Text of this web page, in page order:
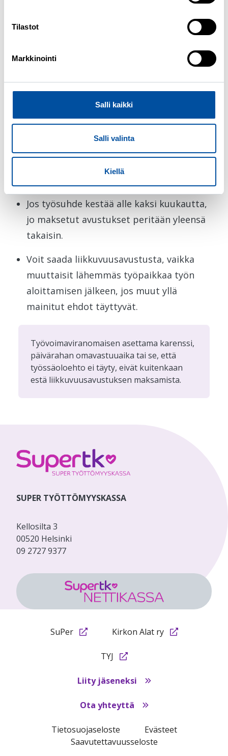
Tilastot
Markkinointi
Salli kaikki
Salli valinta
Kiellä
ansiopäivärahan saamisen, kuten
palkkaa.
Entä, jos tilanteesi muuttuu?
Jos työ jatkuu sovittua pidempään,
liikkuvuusavustuksen kesto ei muutu.
Jos työsuhde kestää alle kaksi kuukautta,
jo maksetut avustukset peritään yleensä
takaisin.
Voit saada liikkuvuusavustusta, vaikka
muuttaisit lähemmäs työpaikkaa työn
aloittamisen jälkeen, jos muut yllä
mainitut ehdot täyttyvät.
Työvoimaviranomaisen asettama karenssi,
päivärahan omavastuuaika tai se, että
työssäoloehto ei täyty, eivät kuitenkaan
estä liikkuvuusavustuksen maksamista.
SUPER TYÖTTÖMYYSKASSA
Kellosilta 3
00520 Helsinki
09 2727 9377
SuPer Kirkon Alat ry
TYJ
Tietosuojaseloste
Evästeet
Saavutettavuusseloste
Liity jäseneksi
Ota yhteyttä